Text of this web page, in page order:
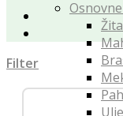
Ulje
Filter